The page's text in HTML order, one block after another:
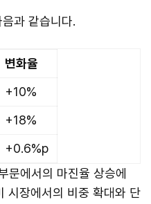
과 같습니다.
변화율
+10%
+18%
+0.6%p
문에서의 마진율 상승에
시장에서의 비중 확대와 단